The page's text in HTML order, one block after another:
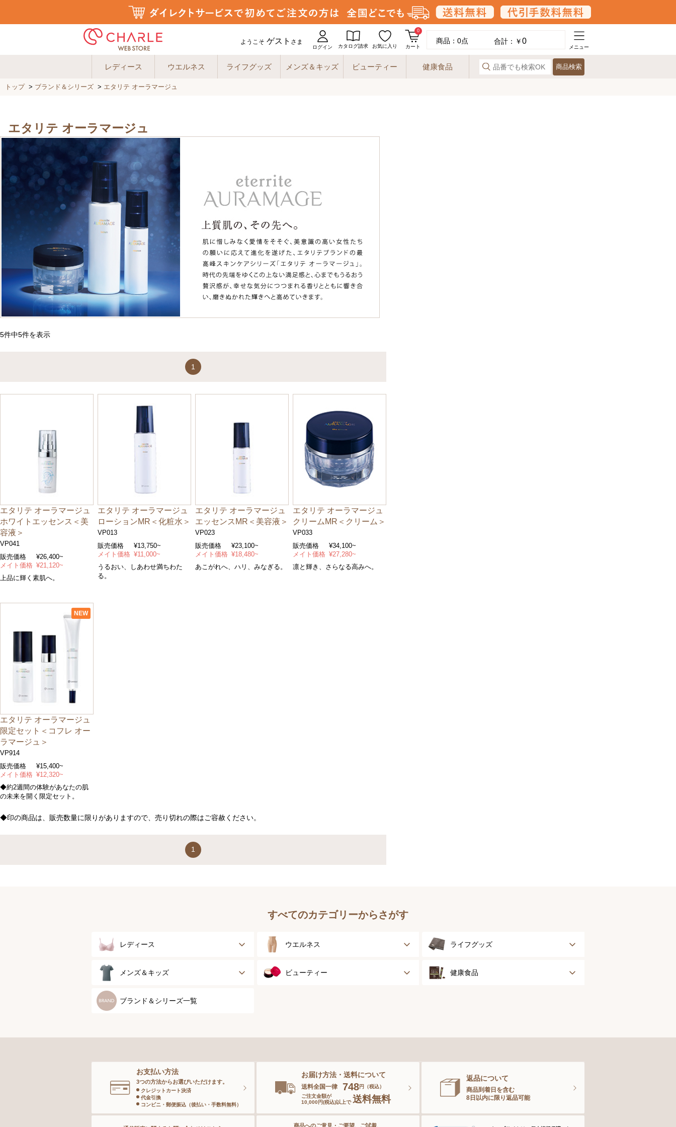
ようこそ ゲスト さま
ログイン カタログ請求 お気に入り
0
カート
商品： 0点 合計：￥0
メニュー
レディース ウエルネス ライフグッズ メンズ＆キッズ ビューティー 健康食品 商品検索
トップ> ブランド＆シリーズ > エタリテ オーラマージュ
エタリテ オーラマージュ
5件中5件を表示
1
エタリテ オーラマージュ
ホワイトエッセンス＜美
容液＞
VP041
販売価格
¥26,400~
メイト価格 ¥21,120~
上品に輝く素肌へ。
エタリテ オーラマージュ
ローションMR＜化粧水＞
VP013
販売価格
¥13,750~
メイト価格 ¥11,000~
うるおい、しあわせ満ちわた
る。
エタリテ オーラマージュ
エッセンスMR＜美容液＞
VP023
販売価格
¥23,100~
メイト価格 ¥18,480~
あこがれへ、ハリ、みなぎる。
エタリテ オーラマージュ
クリームMR＜クリーム＞
VP033
販売価格
¥34,100~
メイト価格 ¥27,280~
凛と輝き、さらなる高みへ。
NEW
エタリテ オーラマージュ
限定セット＜コフレ オー
ラマージュ＞
VP914
販売価格
¥15,400~
メイト価格 ¥12,320~
◆約2週間の体験があなたの肌
の未来を開く限定セット。
◆印の商品は、販売数量に限りがありますので、売り切れの際はご容赦ください。
1
すべてのカテゴリーからさがす
レディース
ブラジャー
ブラジャーパッド
ランジェリー
インナー
ウエルネス
健康サポート
ライフグッズ
アウター
メンズ＆キッズ
メンズトップ
キッズ＆ベビー
ビューティー
ボディーケア
ヘアケア
健康食品
ブランド＆シリーズ一覧
お支払い方法
3つの方法からお選びいただけます。
クレジットカート決済
代金引換
コンビニ・郵便振込（後払い・手数料無料）
お届け方法・送料について
送料全国一律 748円（税込）
ご注文金額が
10,000円(税込)以上で 送料無料
返品について
商品到着日を含む
8日以内に限り返品可能
商品へのご意見・ご要望、ご試着、